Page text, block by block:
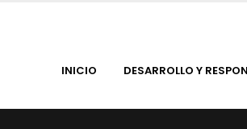
INICIO DESARROLLO Y